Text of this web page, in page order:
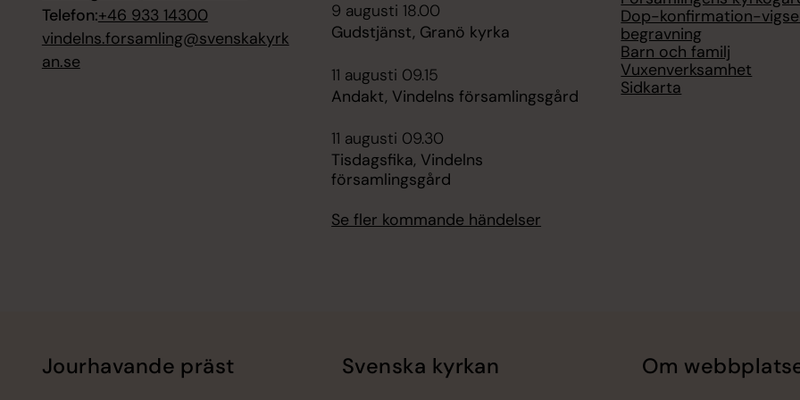
Telefon:+46 933 14300
vindelns.forsamling@svenskakyrk
an.se
9 augusti 18.00
Gudstjänst, Granö kyrka
11 augusti 09.15
Andakt, Vindelns församlingsgård
11 augusti 09.30
Tisdagsfika, Vindelns
församlingsgård
Se fler kommande händelser
Dop-konfirmation-
begravning
Barn och familj
Vuxenverksamhet
Sidkarta
Jourhavande präst Svenska kyrkan Om